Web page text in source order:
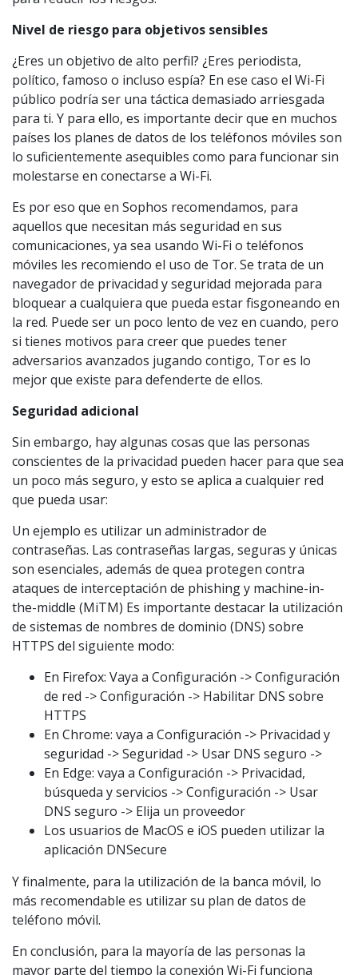
Nivel de riesgo para objetivos sensibles
¿Eres un objetivo de alto perfil? ¿Eres periodista,
político, famoso o incluso espía? En ese caso el Wi-Fi
público podría ser una táctica demasiado arriesgada
para ti. Y para ello, es importante decir que en muchos
países los planes de datos de los teléfonos móviles son
lo suficientemente asequibles como para funcionar sin
molestarse en conectarse a Wi-Fi.
Es por eso que en Sophos recomendamos, para
aquellos que necesitan más seguridad en sus
comunicaciones, ya sea usando Wi-Fi o teléfonos
móviles les recomiendo el uso de Tor. Se trata de un
navegador de privacidad y seguridad mejorada para
bloquear a cualquiera que pueda estar fisgoneando en
la red. Puede ser un poco lento de vez en cuando, pero
si tienes motivos para creer que puedes tener
adversarios avanzados jugando contigo, Tor es lo
mejor que existe para defenderte de ellos.
Seguridad adicional
Sin embargo, hay algunas cosas que las personas
conscientes de la privacidad pueden hacer para que sea
un poco más seguro, y esto se aplica a cualquier red
que pueda usar:
Un ejemplo es utilizar un administrador de
contraseñas. Las contraseñas largas, seguras y únicas
son esenciales, además de quea protegen contra
ataques de interceptación de phishing y machine-in-
the-middle (MiTM) Es importante destacar la utilización
de sistemas de nombres de dominio (DNS) sobre
HTTPS del siguiente modo:
En Firefox: Vaya a Configuración -> Configuración
de red -> Configuración -> Habilitar DNS sobre
HTTPS
En Chrome: vaya a Configuración -> Privacidad y
seguridad -> Seguridad -> Usar DNS seguro ->
En Edge: vaya a Configuración -> Privacidad,
búsqueda y servicios -> Configuración -> Usar
DNS seguro -> Elija un proveedor
Los usuarios de MacOS e iOS pueden utilizar la
aplicación DNSecure
Y finalmente, para la utilización de la banca móvil, lo
más recomendable es utilizar su plan de datos de
teléfono móvil.
En conclusión, para la mayoría de las personas la
mayor parte del tiempo la conexión Wi-Fi funciona